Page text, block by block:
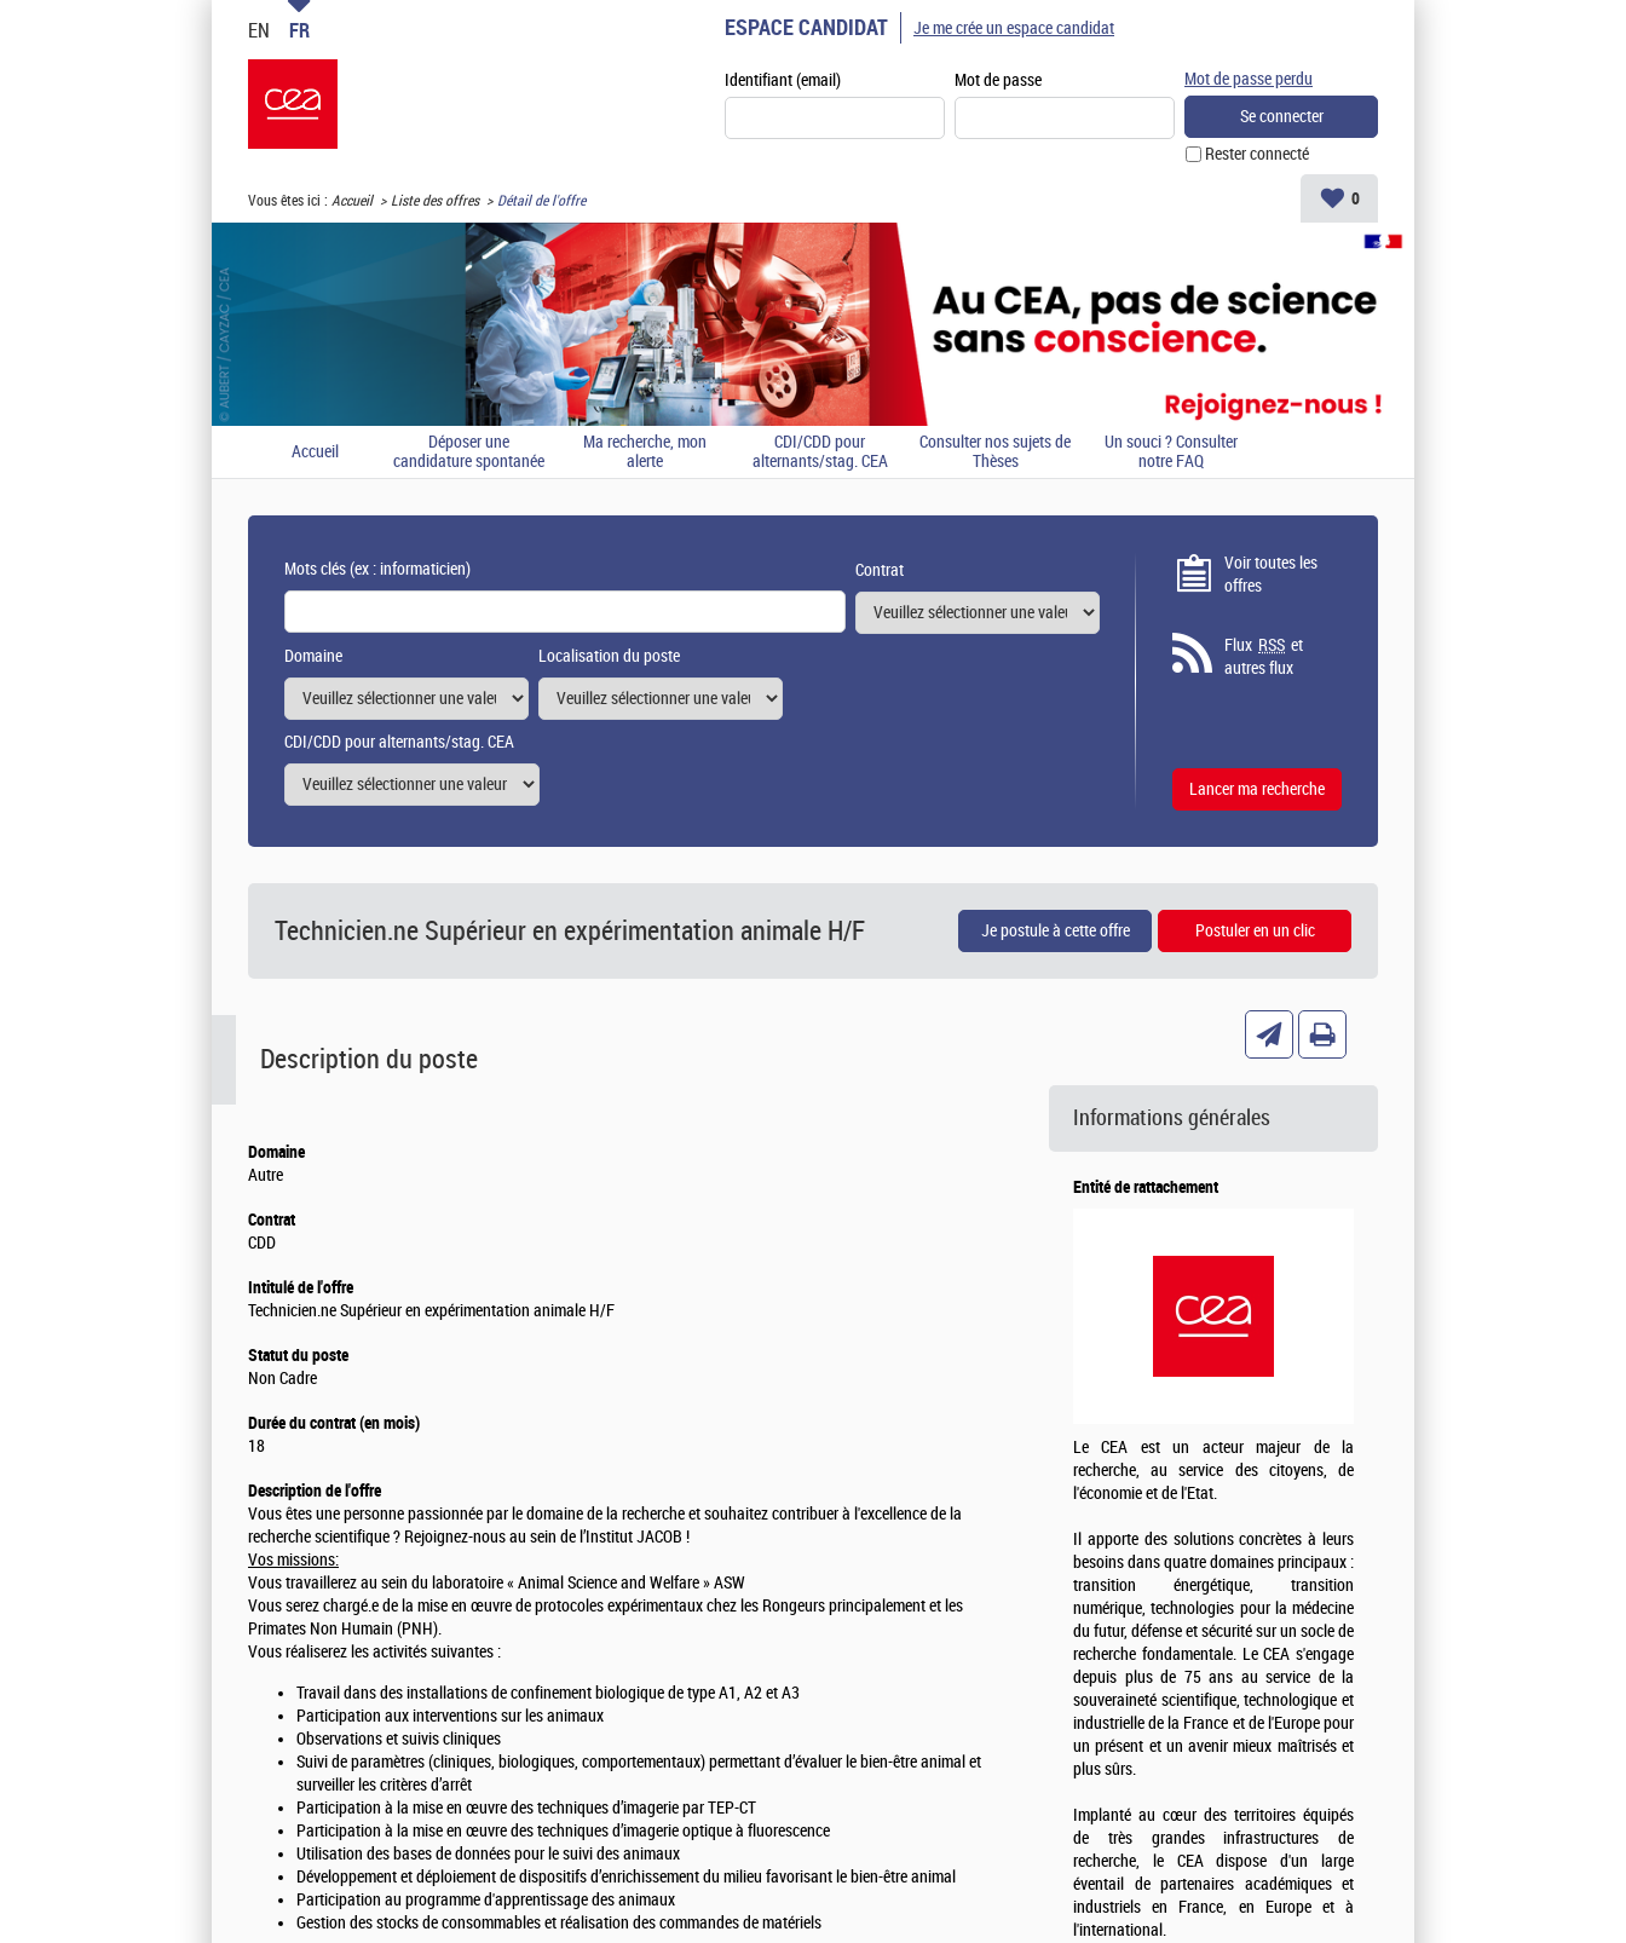
EN FR ESPACE CANDIDAT
Identifiant (email) Mot de passe
Rester connecté
Mot de passe perdu
Je me crée un espace candidat
Vous êtes ici : Accueil Liste des offres Détail de l'offre 0
Accueil
Déposer une
candidature spontanée
Ma recherche, mon
alerte
CDI/CDD pour
alternants/stag. CEA
Consulter nos sujets de
Thèses
Un souci ? Consulter
notre FAQ
Mots clés(ex : informaticien) Contrat
Domaine Localisation du poste
CDI/CDD pour alternants/stag. CEA
Voir toutes les
offres
Flux RSS et
autres flux
Technicien.ne Supérieur en expérimentation animale H/F
Description du poste
Domaine
Autre
Contrat
CDD
Intitulé de l'offre
Technicien.ne Supérieur en expérimentation animale H/F
Statut du poste
Non Cadre
Durée du contrat (en mois)
18
Description de l'offre
Vous êtes une personne passionnée par le domaine de la recherche et souhaitez contribuer à l'excellence de la
recherche scientifique ? Rejoignez-nous au sein de l’Institut JACOB !
Vos missions:
Vous travaillerez au sein du laboratoire « Animal Science and Welfare » ASW
Vous serez chargé.e de la mise en œuvre de protocoles expérimentaux chez les Rongeurs principalement et les
Primates Non Humain (PNH).
Vous réaliserez les activités suivantes :
Travail dans des installations de confinement biologique de type A1, A2 et A3
Participation aux interventions sur les animaux
Observations et suivis cliniques
Suivi de paramètres (cliniques, biologiques, comportementaux) permettant d’évaluer le bien-être animal et
surveiller les critères d’arrêt
Participation à la mise en œuvre des techniques d’imagerie par TEP-CT
Participation à la mise en œuvre des techniques d’imagerie optique à fluorescence
Utilisation des bases de données pour le suivi des animaux
Développement et déploiement de dispositifs d’enrichissement du milieu favorisant le bien-être animal
Participation au programme d'apprentissage des animaux
Gestion des stocks de consommables et réalisation des commandes de matériels
Informations générales
Entité de rattachement
Le CEA est un acteur majeur de la
recherche, au service des citoyens, de
l'économie et de l'Etat.
Il apporte des solutions concrètes à leurs
besoins dans quatre domaines principaux :
transition énergétique, transition
numérique, technologies pour la médecine
du futur, défense et sécurité sur un socle de
recherche fondamentale. Le CEA s'engage
depuis plus de 75 ans au service de la
souveraineté scientifique, technologique et
industrielle de la France et de l'Europe pour
un présent et un avenir mieux maîtrisés et
plus sûrs.
Implanté au cœur des territoires équipés
de très grandes infrastructures de
recherche, le CEA dispose d'un large
éventail de partenaires académiques et
industriels en France, en Europe et à
l'international.